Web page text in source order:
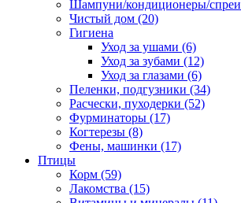
Шампуни/кондиционеры/спреи
Чистый дом (20)
Гигиена
Уход за ушами (6)
Уход за зубами (12)
Уход за глазами (6)
Пеленки, подгузники (34)
Расчески, пуходерки (52)
Фурминаторы (17)
Когтерезы (8)
Фены, машинки (17)
Птицы
Корм (59)
Лакомства (15)